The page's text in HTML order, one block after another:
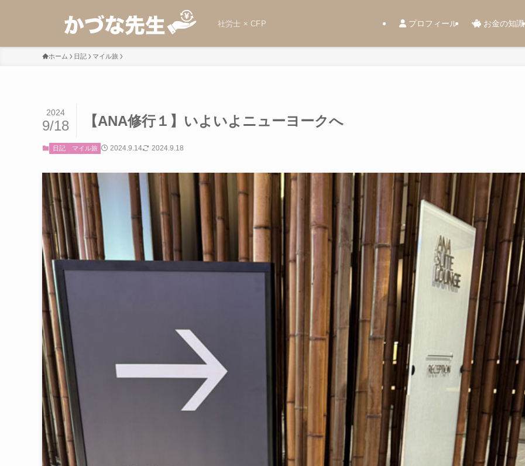
社労士 × CFP プロフィール お金の知識
ホーム 日記 マイル旅
【ANA修行１】いよいよニューヨークへ
2024
9/18
日記 マイル旅 2024.9.14 2024.9.18